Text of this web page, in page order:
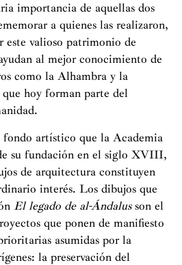
importancia de aquellas dos
a quienes las realizaron,
este valioso patrimonio de
al mejor conocimiento de
como la Alhambra y la
hoy forman parte del
artístico que la Academia
su fundación en el siglo XVIII,
de arquitectura constituyen
interés. Los dibujos que
El legado de al-Ándalusson el
que ponen de manifiesto
asumidas por la
la preservación del